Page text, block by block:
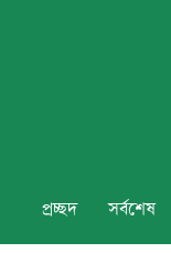
প্রচ্ছদ সর্বশেষ